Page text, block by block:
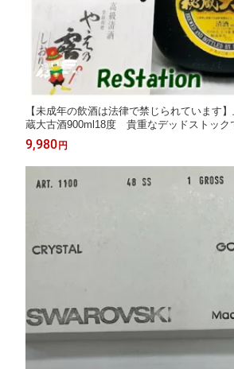
【未成年の飲酒は法律で禁じられています
蔵大古酒900ml18度 貴重なデッドストック
9,980円